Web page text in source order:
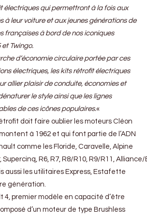
électriques qui permettront à la fois aux
à leur voiture et aux jeunes générations de
françaises à bord de nos iconiques
et Twingo.
d’économie circulaire portée par ces
électriques, les kits rétrofit électriques
allier plaisir de conduite, économies et
le style ainsi que les lignes
de ces icônes populaires.«
doit faire oublier les moteurs Cléon
à 1962 et qui font partie de l’ADN
comme les Floride, Caravelle, Alpine
Supercinq, R6, R7, R8/R10, R9/R11,
aussi les utilitaires Express, Estafette
génération.
4, premier modèle en capacité d’être
d’un moteur de type Brushless